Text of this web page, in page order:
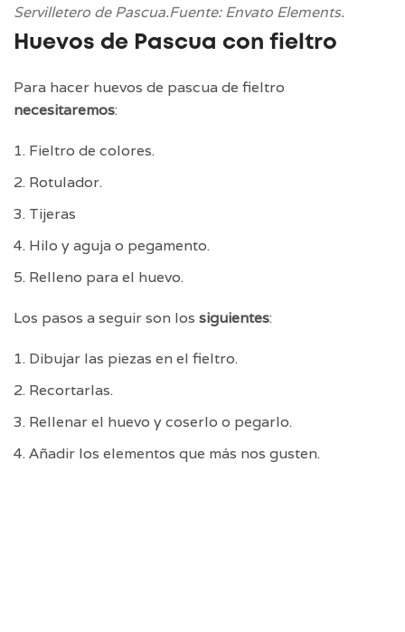
Servilletero de Pascua.Fuente: Envato Elements.
Huevos de Pascua con fieltro
Para hacer huevos de pascua de fieltro
necesitaremos:
Fieltro de colores.
Rotulador.
Tijeras
Hilo y aguja o pegamento.
Relleno para el huevo.
Los pasos a seguir son los siguientes:
Dibujar las piezas en el fieltro.
Recortarlas.
Rellenar el huevo y coserlo o pegarlo.
Añadir los elementos que más nos gusten.